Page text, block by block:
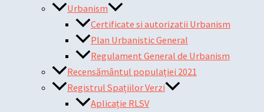
Urbanism
Certificate si autorizatii Urbanism
Plan Urbanistic General
Regulament General de Urbanism
Recensământul populației 2021
Registrul Spațiilor Verzi
Aplicație RLSV